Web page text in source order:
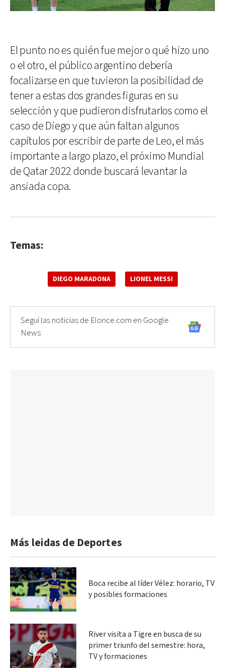
El punto no es quién fue mejor o qué hizo uno
o el otro, el público argentino debería
focalizarse en que tuvieron la posibilidad de
tener a estas dos grandes figuras en su
selección y que pudieron disfrutarlos como el
caso de Diego y que aún faltan algunos
capítulos por escribir de parte de Leo, el más
importante a largo plazo, el próximo Mundial
de Qatar 2022 donde buscará levantar la
ansiada copa.
Temas:
DIEGO MARADONA LIONEL MESSI
Seguí las noticias de Elonce.com en Google
News
Más leidas de Deportes
Boca recibe al líder Vélez: horario, TV
y posibles formaciones
River visita a Tigre en busca de su
primer triunfo del semestre: hora,
TV y formaciones